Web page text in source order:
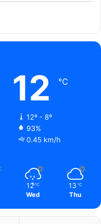
12 ℃
12º - 8º
93%
0.45 km/h
12 ℃
Wed
13 ℃
Thu